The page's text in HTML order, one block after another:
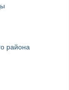
района